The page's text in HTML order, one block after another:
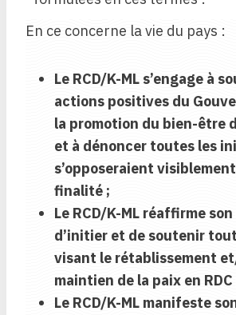
En ce concerne la vie du pays :
Le RCD/K-ML s’engage à
actions positives du
la promotion du bien-être
et à dénoncer toutes les
s’opposeraient
finalité ;
Le RCD/K-ML réaffirme
d’initier et de soutenir
visant le rétablissement
maintien de la paix en RDC
Le RCD/K-ML manifeste